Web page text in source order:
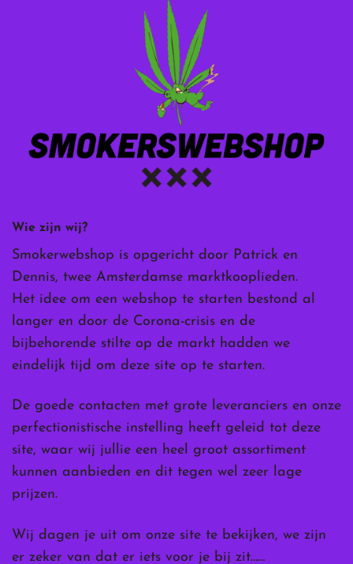
Wie zijn wij?
Smokerwebshop is opgericht door Patrick en
Dennis, twee Amsterdamse marktkooplieden.
Het idee om een webshop te starten bestond al
langer en door de Corona-crisis en de
bijbehorende stilte op de markt hadden we
eindelijk tijd om deze site op te starten.
De goede contacten met grote leveranciers en onze
perfectionistische instelling heeft geleid tot deze
site, waar wij jullie een heel groot assortiment
kunnen aanbieden en dit tegen wel zeer lage
prijzen.
Wij dagen je uit om onze site te bekijken, we zijn
er zeker van dat er iets voor je bij zit……